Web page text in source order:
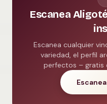
Escanea
Escanea cualquier
variedad, el perfil
perfectos – gratis